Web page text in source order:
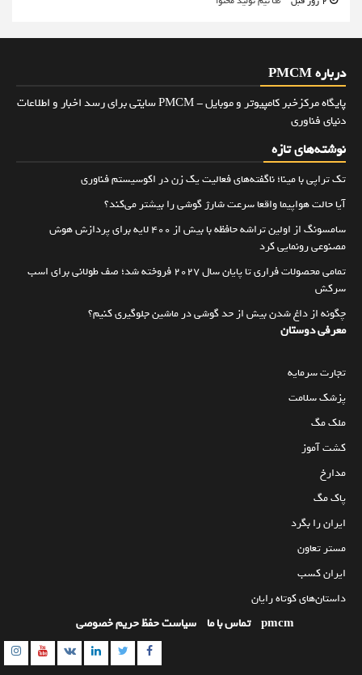
درباره PMCM
پایگاه مرکزخبر کامپیوتر و موبایل - PMCM سایتی برای رسد اخبار و اطلاعات
دنیای فناوری
نوشته‌های تازه
تک تراپی با مینا؛ ناگفته‌های فعالیت یک زن در اکوسیستم فناوری
آیا حالت هواپیما واقعا سرعت شارژ گوشی را بیشتر می‌کند؟
سامسونگ از اولین تراشه حافظه با بیش از ۴۰۰ لایه برای پردازش هوش
مصنوعی رونمایی کرد
تمامی محصولات فراری تا پایان سال ۲۰۲۷ فروخته شد؛ صف طولانی برای اسب
سرکش
چگونه از داغ شدن بیش از حد گوشی در ماشین جلوگیری کنیم؟
معرفی دوستان
تجارت سرمایه
پزشک سلامت
ملک مگ
کشت آموز
مدارخ
پاک مگ
ایران را بگرد
مستر تعاون
ایران کسب
داستان‌های کوتاه رایان
pmcm تماس با ما سیاست حفظ حریم خصوصی
Facebook
Twitter
Linkedin
VK